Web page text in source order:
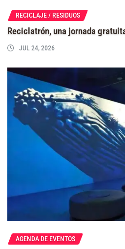
RECICLAJE / RESIDUOS
Reciclatrón, una jornada
JUL 24, 2026
AGENDA DE EVENTOS